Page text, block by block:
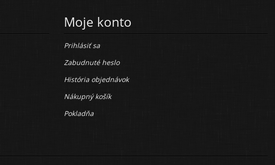
Moje konto
Prihlásiť sa
Zabudnuté heslo
História objednávok
Nákupný košík
Pokladňa